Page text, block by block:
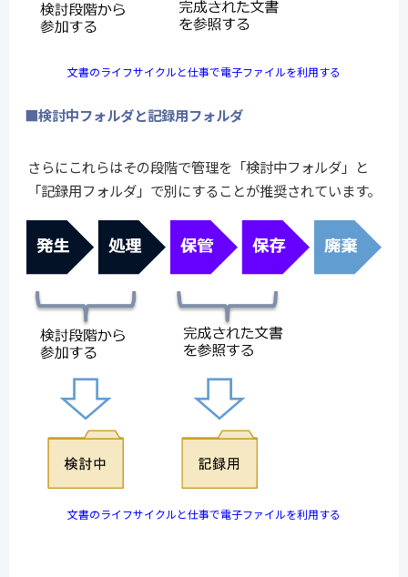
文書のライフサイクルと仕事で電子ファイルを利用する
■検討中フォルダと記録用フォルダ
さらにこれらはその段階で管理を「検討中フォルダ」と
「記録用フォルダ」で別にすることが推奨されています。
文書のライフサイクルと仕事で電子ファイルを利用する